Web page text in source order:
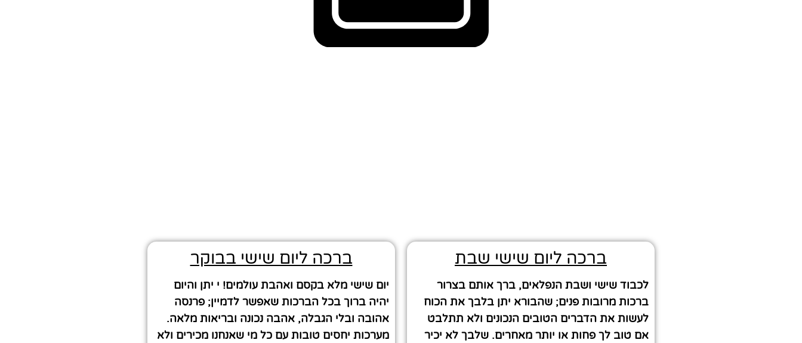
ברכה ליום שישי שבת
לכבוד שישי ושבת הנפלאים, ברך אותם בצרור
ברכות מרובות פנים; שהבורא יתן בלבך את הכוח
לעשות את הדברים הטובים הנכונים ולא תתלבט
אם טוב לך פחות או יותר מאחרים. שלבך לא יכיר
ברכה ליום שישי בבוקר
יום שישי מלא בקסם ואהבת עולמים! י יתן והיום
יהיה ברוך בכל הברכות שאפשר לדמיין; פרנסה
אהובה ובלי הגבלה, אהבה נכונה ובריאות מלאה.
מערכות יחסים טובות עם כל מי שאנחנו מכירים ולא